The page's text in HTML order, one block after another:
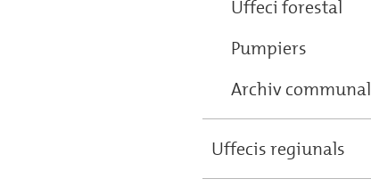
Uffeci forestal
Pumpiers
Archiv communal
Uffecis regiunals